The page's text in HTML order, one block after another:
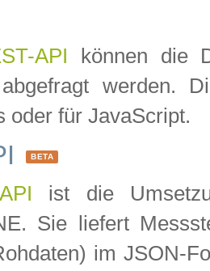
API können die
werden.
oder für JavaScript.
BETA
ist die
Sie liefert
im JSON-